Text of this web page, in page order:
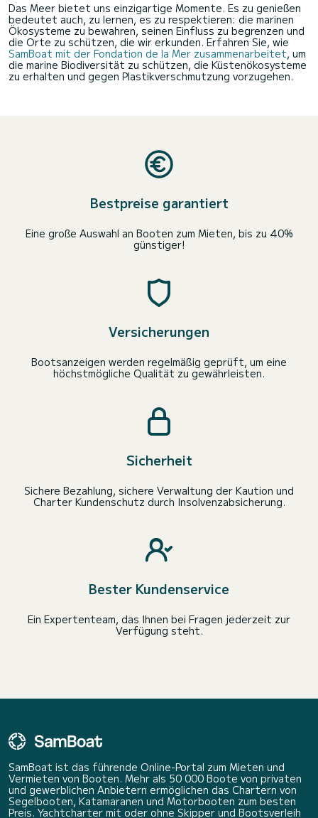
Das Meer bietet uns einzigartige Momente. Es zu genießen
bedeutet auch, zu lernen, es zu respektieren: die marinen
Ökosysteme zu bewahren, seinen Einfluss zu begrenzen und
die Orte zu schützen, die wir erkunden. Erfahren Sie, wie
SamBoat mit der Fondation de la Mer zusammenarbeitet, um
die marine Biodiversität zu schützen, die Küstenökosysteme
zu erhalten und gegen Plastikverschmutzung vorzugehen.
Bestpreise garantiert
Eine große Auswahl an Booten zum Mieten, bis zu 40%
günstiger!
Versicherungen
Bootsanzeigen werden regelmäßig geprüft, um eine
höchstmögliche Qualität zu gewährleisten.
Sicherheit
Sichere Bezahlung, sichere Verwaltung der Kaution und
Charter Kundenschutz durch Insolvenzabsicherung.
Bester Kundenservice
Ein Expertenteam, das Ihnen bei Fragen jederzeit zur
Verfügung steht.
SamBoat ist das führende Online-Portal zum Mieten und
Vermieten von Booten. Mehr als 50 000 Boote von privaten
und gewerblichen Anbietern ermöglichen das Chartern von
Segelbooten, Katamaranen und Motorbooten zum besten
Preis. Yachtcharter mit oder ohne Skipper und Bootsverleih